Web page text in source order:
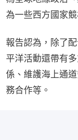
為一些西方國家
報告認為，除了
平洋活動還帶有
係、維護海上通
務合作等。